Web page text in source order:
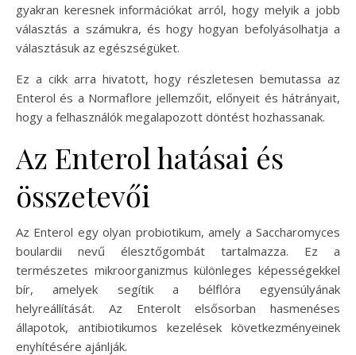
gyakran keresnek információkat arról, hogy melyik a jobb
választás a számukra, és hogy hogyan befolyásolhatja a
választásuk az egészségüket.
Ez a cikk arra hivatott, hogy részletesen bemutassa az
Enterol és a Normaflore jellemzőit, előnyeit és hátrányait,
hogy a felhasználók megalapozott döntést hozhassanak.
Az Enterol hatásai és
összetevői
Az Enterol egy olyan probiotikum, amely a Saccharomyces
boulardii nevű élesztőgombát tartalmazza. Ez a
természetes mikroorganizmus különleges képességekkel
bír, amelyek segítik a bélflóra egyensúlyának
helyreállítását. Az Enterolt elsősorban hasmenéses
állapotok, antibiotikumos kezelések következményeinek
enyhítésére ajánlják.